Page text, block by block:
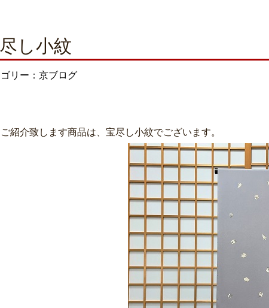
し小紋
リー：京ブログ
紹介致します商品は、宝尽し小紋でございます。